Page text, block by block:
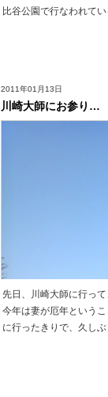
比谷公園で行なわれて
2011年01月13日
川崎大師にお参り…
先日、川崎大師に行っ
今年は妻が厄年という
に行ったきりで、久し